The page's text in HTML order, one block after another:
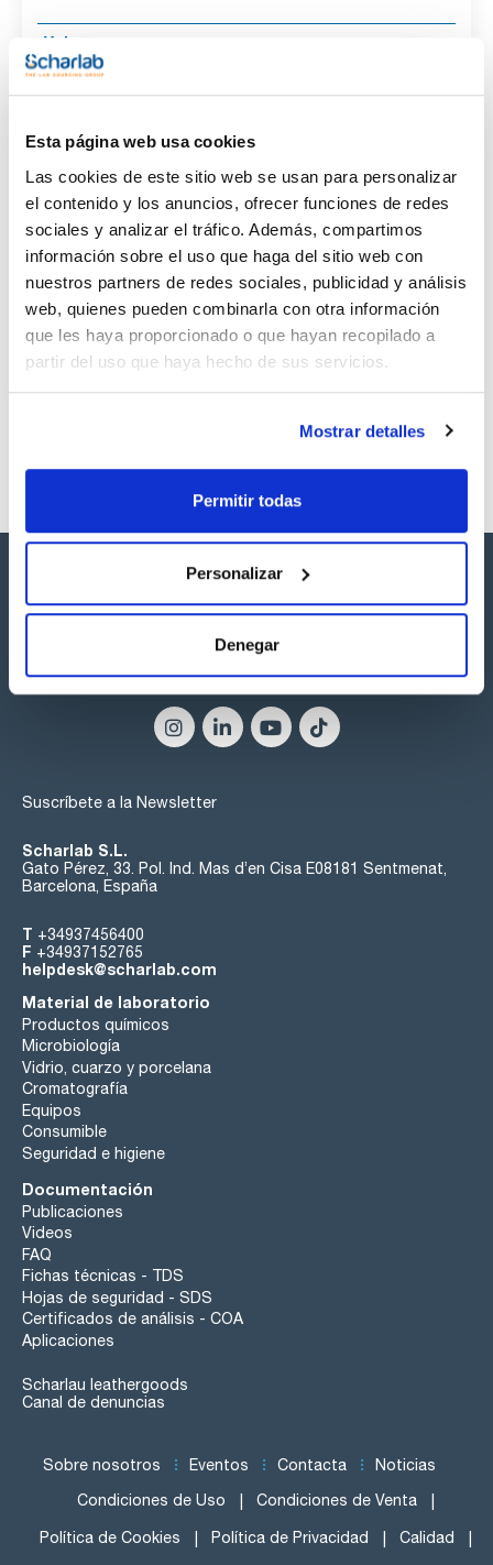
Esta página web usa cookies
Las cookies de este sitio web se usan para personalizar
el contenido y los anuncios, ofrecer funciones de redes
sociales y analizar el tráfico. Además, compartimos
información sobre el uso que haga del sitio web con
nuestros partners de redes sociales, publicidad y análisis
web, quienes pueden combinarla con otra información
que les haya proporcionado o que hayan recopilado a
partir del uso que haya hecho de sus servicios.
Mostrar detalles
Permitir todas
Personalizar
Denegar
Volumen
0.5ml
CAS
[139-66-2](1)
Envase
VIAL
Volumen
0.5ml
CAS
[139-66-2]
Referencia
SB36230500
x0,5ml
Precio
Comprar
Síguenos:
Suscríbete a la Newsletter
Scharlab S.L.
Gato Pérez, 33. Pol. Ind. Mas d’en Cisa E08181 Sentmenat,
Barcelona, España
T +34937456400
F +34937152765
helpdesk@scharlab.com
Material de laboratorio
Productos químicos
Microbiología
Vidrio, cuarzo y porcelana
Cromatografía
Equipos
Consumible
Seguridad e higiene
Documentación
Publicaciones
Videos
FAQ
Fichas técnicas - TDS
Hojas de seguridad - SDS
Certificados de análisis - COA
Aplicaciones
Scharlau leathergoods
Canal de denuncias
Sobre nosotros Eventos Contacta Noticias
Condiciones de Uso Condiciones de Venta
Política de Cookies Política de Privacidad Calidad